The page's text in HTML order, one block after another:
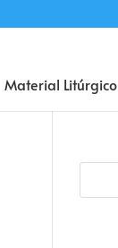
Material Litúrgico